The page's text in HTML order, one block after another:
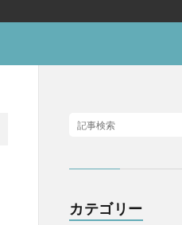
カテゴリー